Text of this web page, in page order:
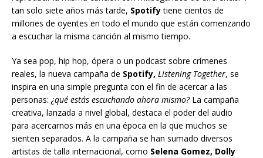
tan solo siete años más tarde, Spotifytiene cientos de
millones de oyentes en todo el mundo que están comenzando
a escuchar la misma canción al mismo tiempo.
Ya sea pop, hip hop, ópera o un podcast sobre crímenes
reales, la nueva campaña de Spotify, Listening Together, se
inspira en una simple pregunta con el fin de acercar a las
personas: ¿qué estás escuchando ahora mismo?La campaña
creativa, lanzada a nivel global, destaca el poder del audio
para acercarnos más en una época en la que muchos se
sienten separados. A la campaña se han sumado diversos
artistas de talla internacional, como Selena Gomez, Dolly